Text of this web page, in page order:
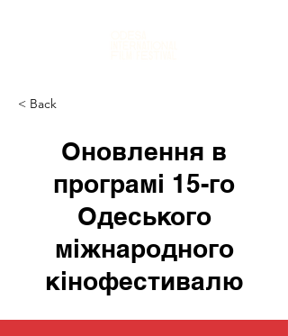
< Back
Оновлення в
програмі 15-го
Одеського
міжнародного
кінофестивалю